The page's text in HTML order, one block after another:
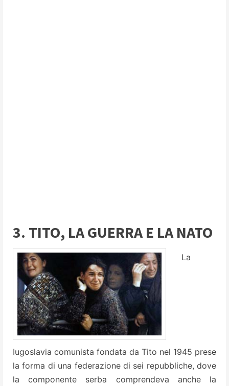
3. TITO, LA GUERRA E LA NATO
La
Iugoslavia comunista fondata da Tito nel 1945 prese
la forma di una federazione di sei repubbliche, dove
la componente serba comprendeva anche la